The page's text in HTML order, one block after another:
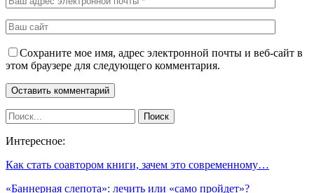
Сохраните мое имя, адрес электронной почты и веб-сайт в
этом браузере для следующего комментария.
Интересное:
Как стать соавтором книги, зачем это современному…
«Баннерная слепота»: лечить или «само пройдет»?